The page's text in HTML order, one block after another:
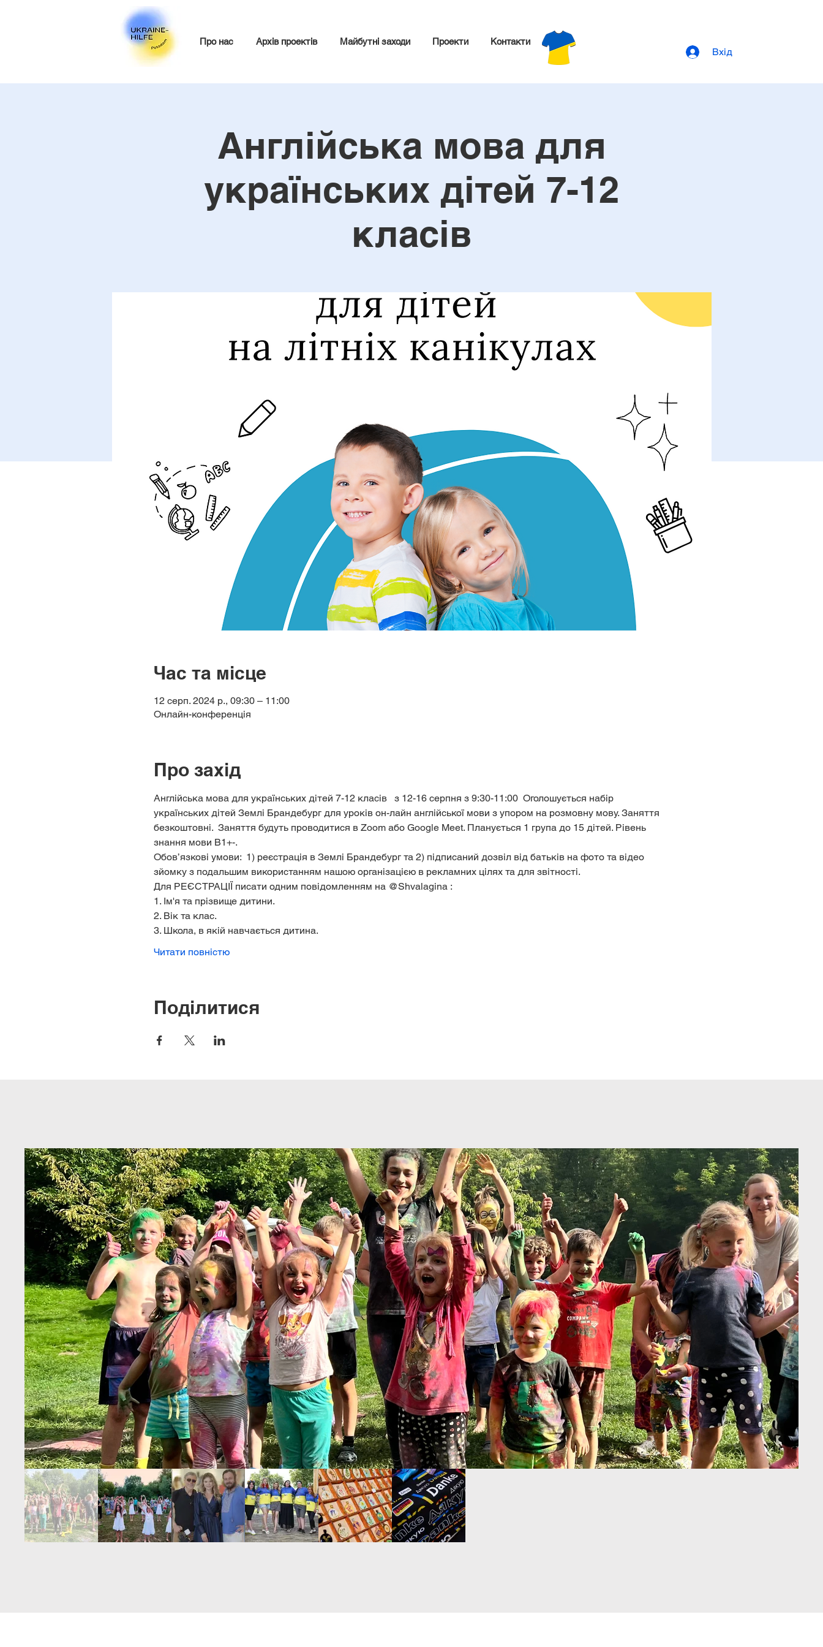
Про нас Архів проектів Майбутні заходи Проекти Контакти
Вхід
Англійська мова для
українських дітей 7-12
класів
Час та місце
12 серп. 2024 р., 09:30 – 11:00
Онлайн-конференція
Про захід
Англійська мова для українських дітей 7-12 класів   з 12-16 серпня з 9:30-11:00  Оголошується набір
українських дітей Землі Брандебург для уроків он-лайн англійської мови з упором на розмовну мову. Заняття
безкоштовні.  Заняття будуть проводитися в Zoom або Google Meet. Планується 1 група до 15 дітей. Рівень
знання мови В1+-.
Обов’язкові умови:  1) реєстрація в Землі Брандебург та 2) підписаний дозвіл від батьків на фото та відео
зйомку з подальшим використанням нашою організацією в рекламних цілях та для звітності.
Для РЕЄСТРАЦІЇ писати одним повідомленням на @Shvalagina :
1. Ім'я та прізвище дитини.
2. Вік та клас.
3. Школа, в якій навчається дитина.
Читати повністю
Поділитися